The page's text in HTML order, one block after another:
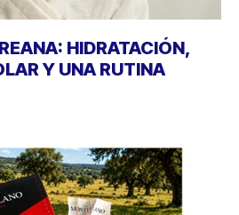
HIDRATACIÓN,
Y UNA RUTINA